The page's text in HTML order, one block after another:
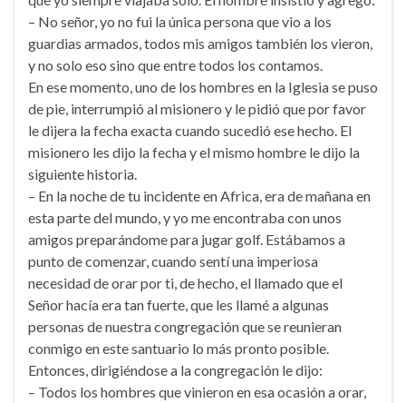
– No señor, yo no fui la única persona que vio a los
guardias armados, todos mis amigos también los vieron,
y no solo eso sino que entre todos los contamos.
En ese momento, uno de los hombres en la Iglesia se puso
de pie, interrumpió al misionero y le pidió que por favor
le dijera la fecha exacta cuando sucedió ese hecho. El
misionero les dijo la fecha y el mismo hombre le dijo la
siguiente historia.
– En la noche de tu incidente en Africa, era de mañana en
esta parte del mundo, y yo me encontraba con unos
amigos preparándome para jugar golf. Estábamos a
punto de comenzar, cuando sentí una imperiosa
necesidad de orar por ti, de hecho, el llamado que el
Señor hacía era tan fuerte, que les llamé a algunas
personas de nuestra congregación que se reunieran
conmigo en este santuario lo más pronto posible.
Entonces, dirigiéndose a la congregación le dijo:
– Todos los hombres que vinieron en esa ocasión a orar,